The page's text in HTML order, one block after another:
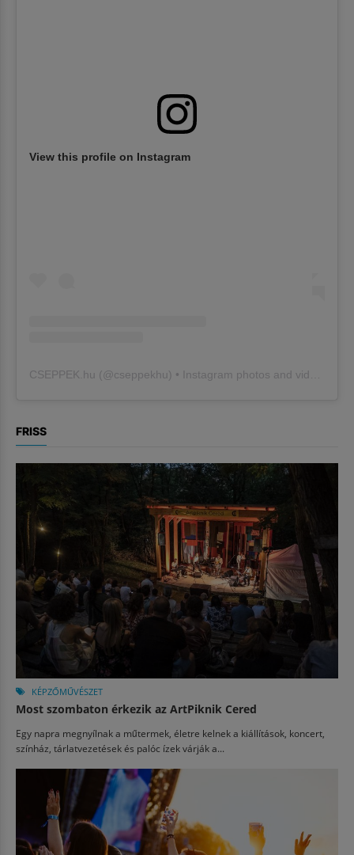
View this profile on Instagram
CSEPPEK.hu (@cseppekhu ) • Instagram photos and videos
FRISS
KÉPZŐMŰVÉSZET
Most szombaton érkezik az ArtPiknik Cered
Egy napra megnyílnak a műtermek, életre kelnek a kiállítások, koncert,
színház, tárlatvezetések és palóc ízek várják a...